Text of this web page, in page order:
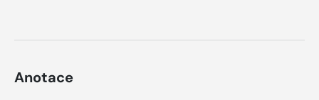
Anotace